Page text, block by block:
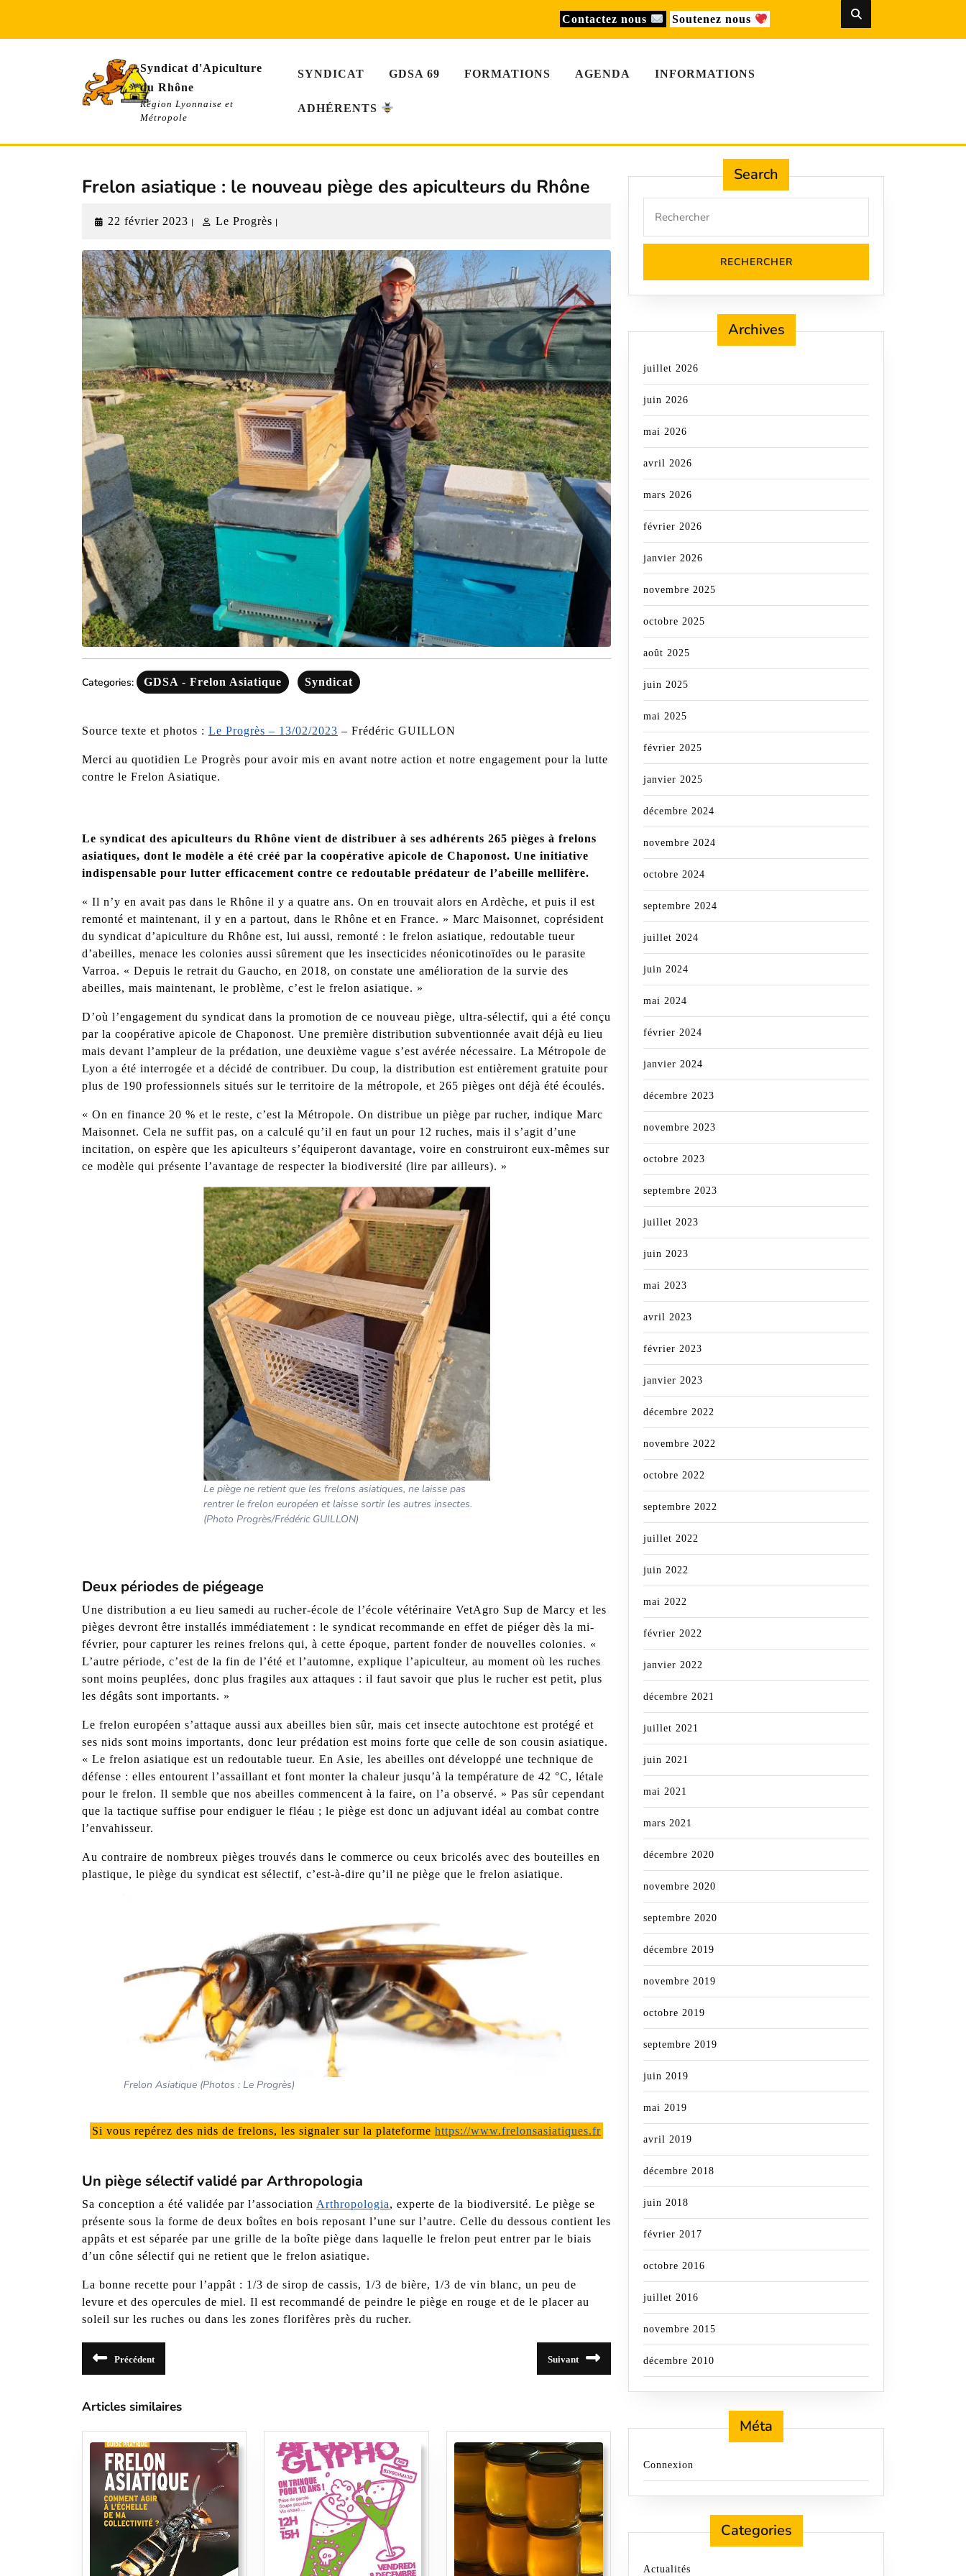
content
Contactez nous Soutenez nous
Syndicat d'Apiculture
du Rhône
Région Lyonnaise et
Métropole
SYNDICAT GDSA 69 FORMATIONS AGENDA INFORMATIONS
ADHÉRENTS
Frelon asiatique : le nouveau piège des apiculteurs du Rhône
22 février 2023 22
2023
| Le Progrès Le
|
Categories: GDSA - Frelon Asiatique Syndicat
Source texte et photos : Le Progrès – 13/02/2023 – Frédéric GUILLON
Merci au quotidien Le Progrès pour avoir mis en avant notre action et notre engagement pour la lutte
contre le Frelon Asiatique.
Le syndicat des apiculteurs du Rhône vient de distribuer à ses adhérents 265 pièges à frelons
asiatiques, dont le modèle a été créé par la coopérative apicole de Chaponost. Une initiative
indispensable pour lutter efficacement contre ce redoutable prédateur de l’abeille mellifère.
« Il n’y en avait pas dans le Rhône il y a quatre ans. On en trouvait alors en Ardèche, et puis il est
remonté et maintenant, il y en a partout, dans le Rhône et en France. » Marc Maisonnet, coprésident
du syndicat d’apiculture du Rhône est, lui aussi, remonté : le frelon asiatique, redoutable tueur
d’abeilles, menace les colonies aussi sûrement que les insecticides néonicotinoïdes ou le parasite
Varroa. « Depuis le retrait du Gaucho, en 2018, on constate une amélioration de la survie des
abeilles, mais maintenant, le problème, c’est le frelon asiatique. »
D’où l’engagement du syndicat dans la promotion de ce nouveau piège, ultra-sélectif, qui a été conçu
par la coopérative apicole de Chaponost. Une première distribution subventionnée avait déjà eu lieu
mais devant l’ampleur de la prédation, une deuxième vague s’est avérée nécessaire. La Métropole de
Lyon a été interrogée et a décidé de contribuer. Du coup, la distribution est entièrement gratuite pour
plus de 190 professionnels situés sur le territoire de la métropole, et 265 pièges ont déjà été écoulés.
« On en finance 20 % et le reste, c’est la Métropole. On distribue un piège par rucher, indique Marc
Maisonnet. Cela ne suffit pas, on a calculé qu’il en faut un pour 12 ruches, mais il s’agit d’une
incitation, on espère que les apiculteurs s’équiperont davantage, voire en construiront eux-mêmes sur
ce modèle qui présente l’avantage de respecter la biodiversité (lire par ailleurs). »
Le piège ne retient que les frelons asiatiques, ne laisse pas
rentrer le frelon européen et laisse sortir les autres insectes.
(Photo Progrès/Frédéric GUILLON)
Deux périodes de piégeage
Une distribution a eu lieu samedi au rucher-école de l’école vétérinaire VetAgro Sup de Marcy et les
pièges devront être installés immédiatement : le syndicat recommande en effet de piéger dès la mi-
février, pour capturer les reines frelons qui, à cette époque, partent fonder de nouvelles colonies. «
L’autre période, c’est de la fin de l’été et l’automne, explique l’apiculteur, au moment où les ruches
sont moins peuplées, donc plus fragiles aux attaques : il faut savoir que plus le rucher est petit, plus
les dégâts sont importants. »
Le frelon européen s’attaque aussi aux abeilles bien sûr, mais cet insecte autochtone est protégé et
ses nids sont moins importants, donc leur prédation est moins forte que celle de son cousin asiatique.
« Le frelon asiatique est un redoutable tueur. En Asie, les abeilles ont développé une technique de
défense : elles entourent l’assaillant et font monter la chaleur jusqu’à la température de 42 °C, létale
pour le frelon. Il semble que nos abeilles commencent à la faire, on l’a observé. » Pas sûr cependant
que la tactique suffise pour endiguer le fléau ; le piège est donc un adjuvant idéal au combat contre
l’envahisseur.
Au contraire de nombreux pièges trouvés dans le commerce ou ceux bricolés avec des bouteilles en
plastique, le piège du syndicat est sélectif, c’est-à-dire qu’il ne piège que le frelon asiatique.
Frelon Asiatique (Photos : Le Progrès)
Si vous repérez des nids de frelons, les signaler sur la plateforme https://www.frelonsasiatiques.fr
Un piège sélectif validé par Arthropologia
Sa conception a été validée par l’association Arthropologia, experte de la biodiversité. Le piège se
présente sous la forme de deux boîtes en bois reposant l’une sur l’autre. Celle du dessous contient les
appâts et est séparée par une grille de la boîte piège dans laquelle le frelon peut entrer par le biais
d’un cône sélectif qui ne retient que le frelon asiatique.
La bonne recette pour l’appât : 1/3 de sirop de cassis, 1/3 de bière, 1/3 de vin blanc, un peu de
levure et des opercules de miel. Il est recommandé de peindre le piège en rouge et de le placer au
soleil sur les ruches ou dans les zones florifères près du rucher.
Navigation
de
Précédent
précédent
Suivant
suivant
Articles similaires
Search
for:
Archives
juillet 2026
juin 2026
mai 2026
avril 2026
mars 2026
février 2026
janvier 2026
novembre 2025
octobre 2025
août 2025
juin 2025
mai 2025
février 2025
janvier 2025
décembre 2024
novembre 2024
octobre 2024
septembre 2024
juillet 2024
juin 2024
mai 2024
février 2024
janvier 2024
décembre 2023
novembre 2023
octobre 2023
septembre 2023
juillet 2023
juin 2023
mai 2023
avril 2023
février 2023
janvier 2023
décembre 2022
novembre 2022
octobre 2022
septembre 2022
juillet 2022
juin 2022
mai 2022
février 2022
janvier 2022
décembre 2021
juillet 2021
juin 2021
mai 2021
mars 2021
décembre 2020
novembre 2020
septembre 2020
décembre 2019
novembre 2019
octobre 2019
septembre 2019
juin 2019
mai 2019
avril 2019
décembre 2018
juin 2018
février 2017
octobre 2016
juillet 2016
novembre 2015
décembre 2010
Méta
Connexion
Categories
Actualités